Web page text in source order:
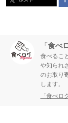
「食べ
食べるこ
や知られ
のお取り
します。
「食べ